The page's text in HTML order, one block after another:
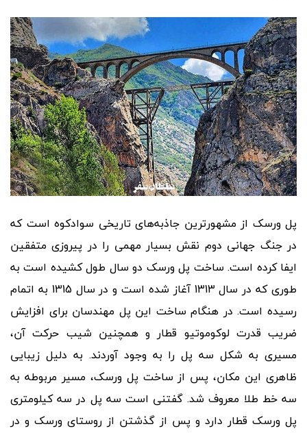
پل ورسک از مشهورترین جاذبههای تاریخی سوادکوه است که
در جنگ جهانی دوم نقش بسیار مهمی را در پیروزی متفقین
ایفا کرده است. ساخت پل ورسک دو سال طول کشیده است به
طوری که در سال 1313 آغاز شده است و در سال 1315 به اتمام
رسیده است. در هنگام ساخت این پل مهندسان برای افزایش
ضریب قدرت لوکوموتیو قطار و همچنین شیب حرکت آن،
مسیری به شکل سه پل را به وجود آوردند. به دلیل زیبایی
ظاهری این مکان، پس از ساخت پل ورسک، مسیر مربوطه به
سه خط طلا معروف شد. گفتنی است سه پل در سه کیلومتری
پل ورسک قطار دارد و پس از گذشتن از روستای ورسک و در